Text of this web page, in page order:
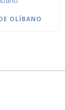
OLÍBANO